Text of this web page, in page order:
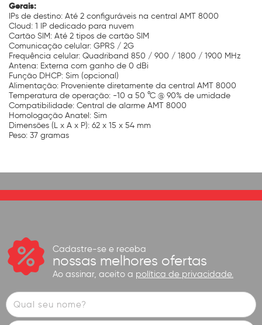
Gerais:
IPs de destino: Até 2 configuráveis na central AMT 8000
Cloud: 1 IP dedicado para nuvem
Cartão SIM: Até 2 tipos de cartão SIM
Comunicação celular: GPRS / 2G
Frequência celular: Quadriband 850 / 900 / 1800 / 1900 MHz
Antena: Externa com ganho de 0 dBi
Função DHCP: Sim (opcional)
Alimentação: Proveniente diretamente da central AMT 8000
Temperatura de operação: -10 a 50 °C @ 90% de umidade
Compatibilidade: Central de alarme AMT 8000
Homologação Anatel: Sim
Dimensões (L x A x P): 62 x 15 x 54 mm
Peso: 37 gramas
Cadastre-se e receba
nossas melhores ofertas
Ao assinar, aceito a política de privacidade.